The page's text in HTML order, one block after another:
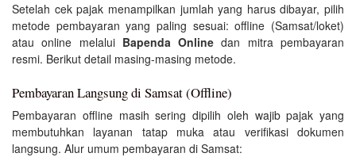
Setelah cek pajak menampilkan jumlah yang harus dibayar, pilih
metode pembayaran yang paling sesuai: offline (Samsat/loket)
atau online melalui Bapenda Online dan mitra pembayaran
resmi. Berikut detail masing-masing metode.
Pembayaran Langsung di Samsat (Offline)
Pembayaran offline masih sering dipilih oleh wajib pajak yang
membutuhkan layanan tatap muka atau verifikasi dokumen
langsung. Alur umum pembayaran di Samsat: